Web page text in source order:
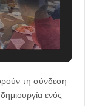
τη σύνδεση
ενός